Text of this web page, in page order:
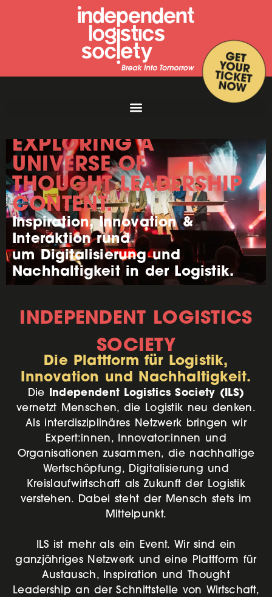
EXPLORING A
UNIVERSE OF
THOUGHT LEADERSHIP
CONTENT.
Inspiration, Innovation &
Interaktion rund
um Digitalisierung und
Nachhaltigkeit in der Logistik.
INDEPENDENT LOGISTICS
SOCIETY
Die Plattform für Logistik,
Innovation und Nachhaltigkeit.
Die Independent Logistics Society (ILS)
vernetzt Menschen, die Logistik neu denken.
Als interdisziplinäres Netzwerk bringen wir
Expert:innen, Innovator:innen und
Organisationen zusammen, die nachhaltige
Wertschöpfung, Digitalisierung und
Kreislaufwirtschaft als Zukunft der Logistik
verstehen. Dabei steht der Mensch stets im
Mittelpunkt.
ILS ist mehr als ein Event. Wir sind ein
ganzjähriges Netzwerk und eine Plattform für
Austausch, Inspiration und Thought
Leadership an der Schnittstelle von Wirtschaft,